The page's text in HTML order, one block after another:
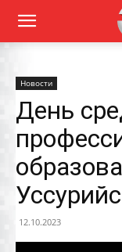
Новости
День
12.10.2023